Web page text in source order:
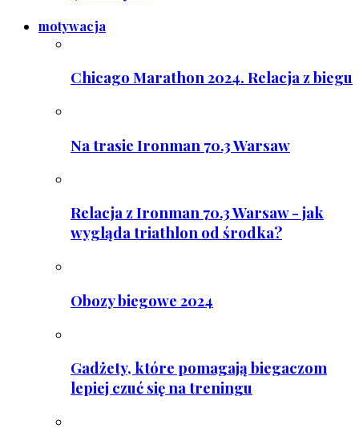
motywacja
Chicago Marathon 2024. Relacja z biegu
Na trasie Ironman 70.3 Warsaw
Relacja z Ironman 70.3 Warsaw - jak
wygląda triathlon od środka?
Obozy biegowe 2024
Gadżety, które pomagają biegaczom
lepiej czuć się na treningu